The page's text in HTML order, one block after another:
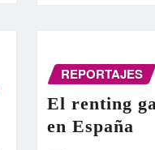
REPORTAJES
El renting
en España